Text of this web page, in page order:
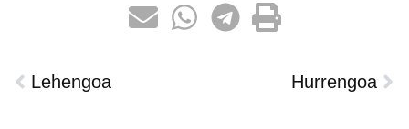
Lehengoa Hurrengoa